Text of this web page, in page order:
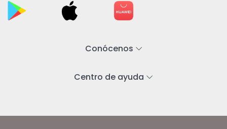
Conócenos
Centro de ayuda